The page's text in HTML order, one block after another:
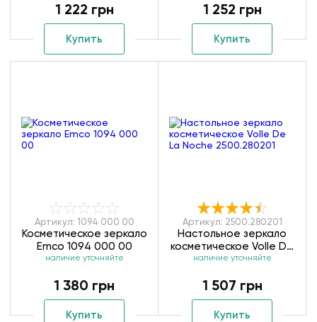
1 222 грн
Купить
1 252 грн
Купить
Артикул: 1094 000 00
Косметическое зеркало
Emco 1094 000 00
наличие уточняйте
1 380 грн
Купить
Артикул: 2500.280201
Настольное зеркало
косметическое Volle De
La Noche 2500.280201
наличие уточняйте
1 507 грн
Купить